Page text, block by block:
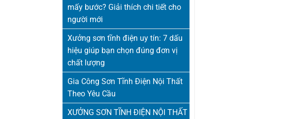
mấy bước? Giải thích chi tiết cho
người mới
Xưởng sơn tĩnh điện uy tín: 7 dấu
hiệu giúp bạn chọn đúng đơn vị
chất lượng
Gia Công Sơn Tĩnh Điện Nội Thất
Theo Yêu Cầu
XƯỞNG SƠN TĨNH ĐIỆN NỘI THẤT